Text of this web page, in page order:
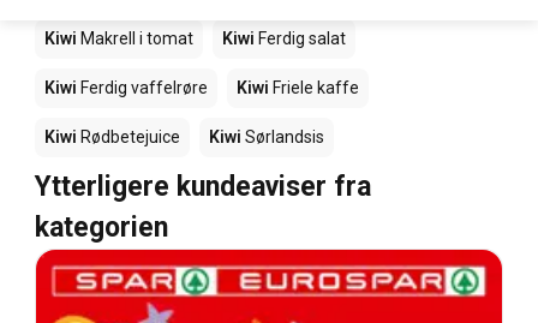
Kiwi Makrell i tomat Kiwi Ferdig salat
Kiwi Ferdig vaffelrøre Kiwi Friele kaffe
Kiwi Rødbetejuice Kiwi Sørlandsis
Ytterligere kundeaviser fra
kategorien